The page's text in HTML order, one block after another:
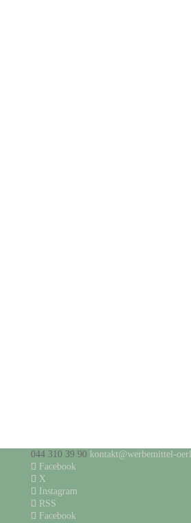
044 310 39 90 kontakt@werbemittel-
Facebook
X
Instagram
RSS
Facebook